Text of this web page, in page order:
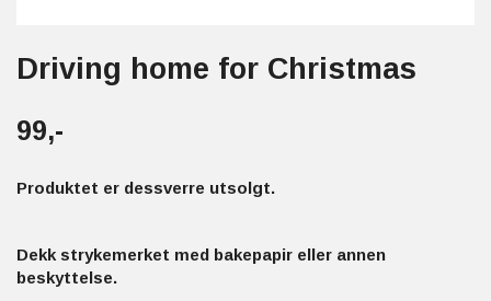
Driving home for Christmas
99,-
Produktet er dessverre utsolgt.
Dekk strykemerket med bakepapir eller annen
beskyttelse.